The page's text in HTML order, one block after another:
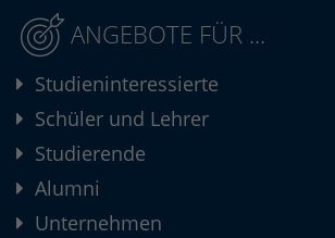
ANGEBOTE FÜR ...
Studieninteressierte
Schüler und Lehrer
Studierende
Alumni
Unternehmen